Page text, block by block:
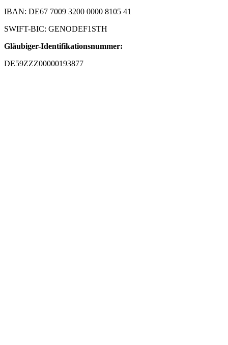
IBAN: DE67 7009 3200 0000 8105 41
SWIFT-BIC: GENODEF1STH
Gläubiger-Identifikationsnummer:
DE59ZZZ00000193877